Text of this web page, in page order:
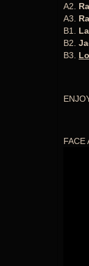
A2.
A3.
B1.
B2.
B3.
FACE